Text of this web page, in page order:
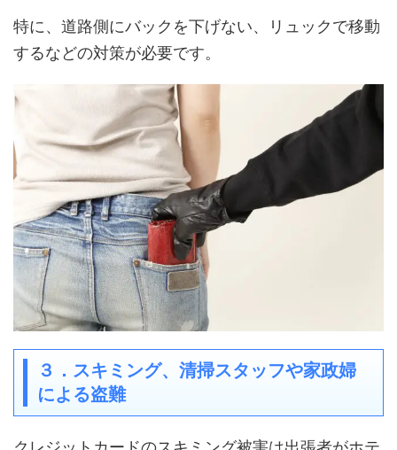
特に、道路側にバックを下げない、リュックで移動
するなどの対策が必要です。
３．スキミング、清掃スタッフや家政婦
による盗難